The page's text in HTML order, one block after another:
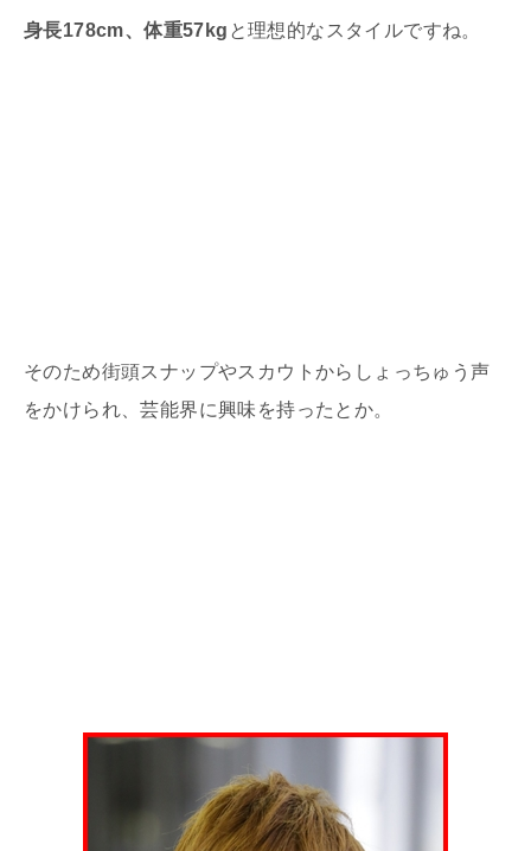
身長178cm、体重57kg と理想的なスタイルですね。
そのため街頭スナップやスカウトからしょっちゅう声
をかけられ、芸能界に興味を持ったとか。